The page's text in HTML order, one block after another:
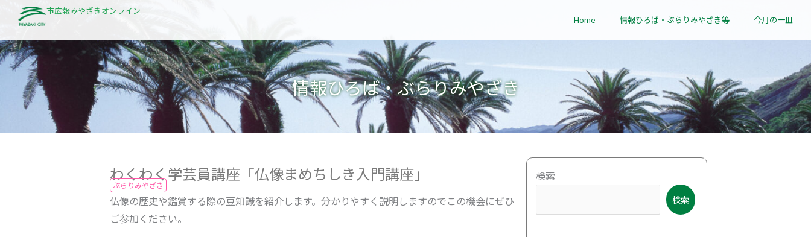
を
ス
市広報みやざきオンライン
Home 情報ひろば・ぶらりみやざき等 今月の一皿
情報ひろば・ぶらりみやざき
わくわく学芸員講座「仏像まめちしき入門講座」
ぶらりみやざき
仏像の歴史や鑑賞する際の豆知識を紹介します。分かりやすく説明しますのでこの機会にぜひ
ご参加ください。
検索
検索
ア